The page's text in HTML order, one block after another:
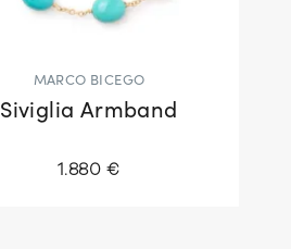
MARCO BICEGO
Siviglia Armband
1.880 €